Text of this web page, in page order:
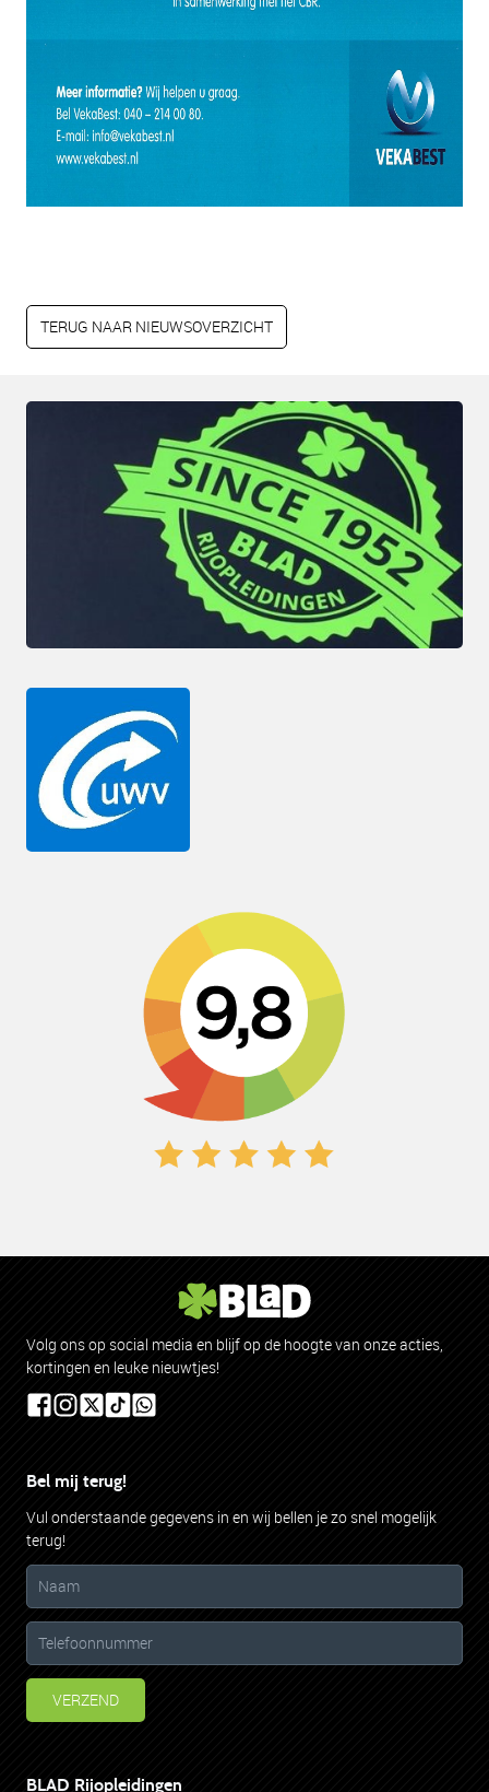
TERUG NAAR NIEUWSOVERZICHT
klantenvertellen
557 beoordelingen en 99% beveelt ons aan
Volg ons op social media en blijf op de hoogte van onze acties,
kortingen en leuke nieuwtjes!
Bel mij terug!
Vul onderstaande gegevens in en wij bellen je zo snel mogelijk
terug!
VERZEND
BLAD Rijopleidingen